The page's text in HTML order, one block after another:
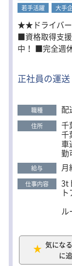
ま
を
し
だ
積
【
配
セ
配
帰
未
若手活躍
大手
★★ドライバ
■資格取得支
中！ ■完全週
回支給あり
ルート配送中
未経験でも安
丁寧にレクチ
業・販売・工
数活躍中です。 ★キャリアパスあり ドライバー
て経験を積ん
ップアップも
社員も多数在
正社員の運
職種 配
住所 千
千
車
勤
給与 月
仕事内容 3t
前
・
気にな
に